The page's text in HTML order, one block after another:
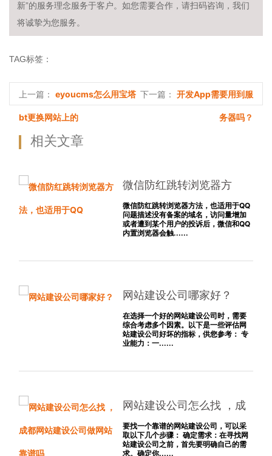
新”的服务理念服务于客户。如您需要合作，请扫码咨询，我们
将诚挚为您服务。
TAG标签：
上一篇： eyoucms怎么用宝塔
bt更换网站上的
下一篇： 开发App需要用到服
务器吗？
相关文章
微信防红跳转浏览器方
法，也适用于QQ
微信防红跳转浏览器方法，也适用于QQ
问题描述没有备案的域名，访问量增加
或者遭到某个用户的投诉后，微信和QQ
内置浏览器会触......
网站建设公司哪家好？
在选择一个好的网站建设公司时，需要
综合考虑多个因素。以下是一些评估网
站建设公司好坏的指标，供您参考： 专
业能力：一......
网站建设公司怎么找 ，成
都网站建设公司做网站靠
谱吗
要找一个靠谱的网站建设公司，可以采
取以下几个步骤： 确定需求：在寻找网
站建设公司之前，首先要明确自己的需
求。确定你......